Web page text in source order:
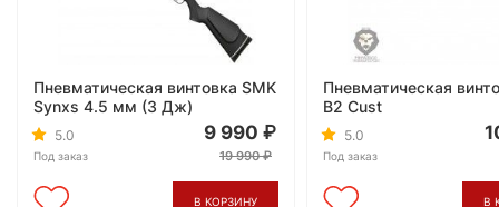
Пневматическая винтовка SMK
Synxs 4.5 мм (3 Дж)
5.0
Под заказ
9 990
19 990
В КОРЗИНУ
Пневматическая
B2 Cust
5.0
Под заказ
В